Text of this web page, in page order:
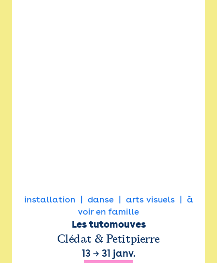
installation danse arts visuels
à
voir en famille
Les tutomouves
Clédat & Petitpierre
13→ 31 janv.